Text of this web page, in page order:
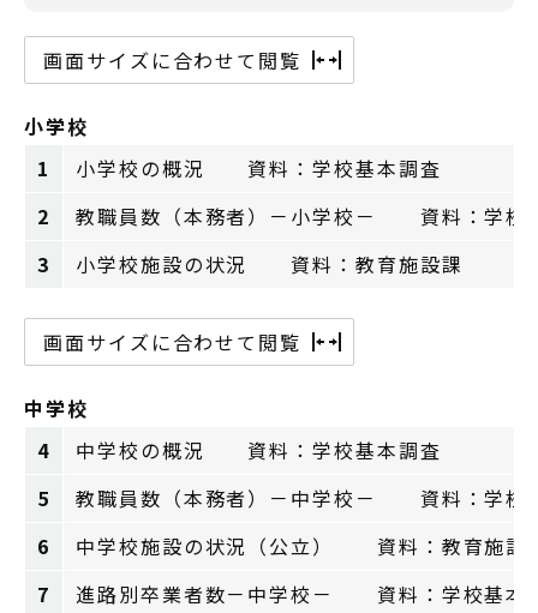
画面サイズに合わせて閲覧
小学校
1
小学校の概況 資料：学校基本調査
2
教職員数（本務者）－小学校－ 資料：学校
3
小学校施設の状況 資料：教育施設課
画面サイズに合わせて閲覧
中学校
4
中学校の概況 資料：学校基本調査
5
教職員数（本務者）－中学校－ 資料：学校
6
中学校施設の状況（公立） 資料：教育施設
7
進路別卒業者数－中学校－ 資料：学校基本